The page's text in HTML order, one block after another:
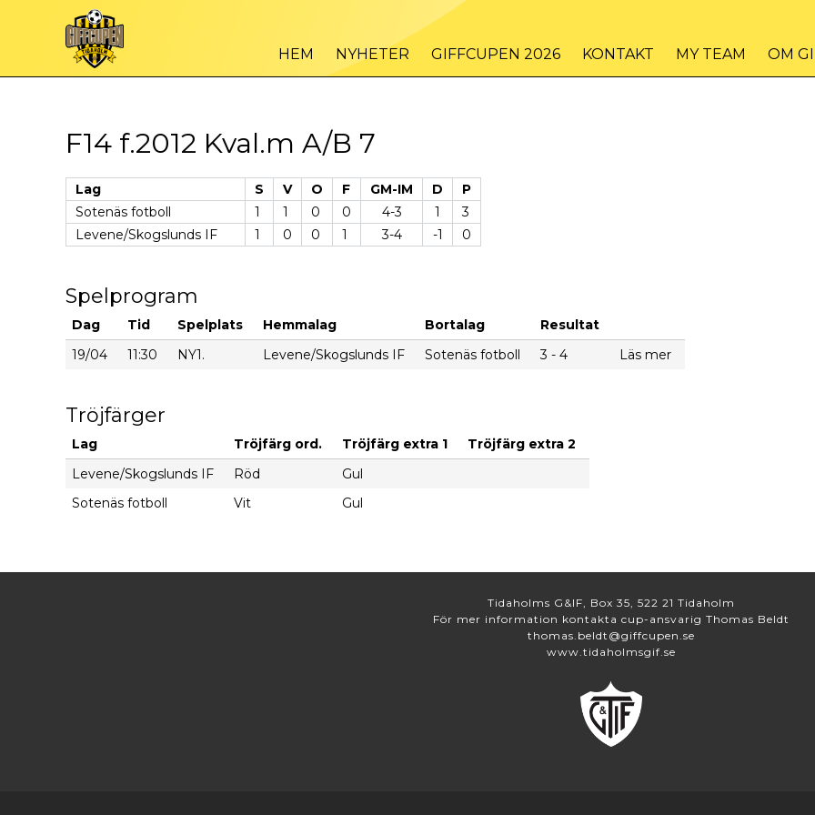
HEM NYHETER GIFFCUPEN 2026 KONTAKT MY TEAM OM
F14 f.2012 Kval.m A/B 7
Lag S V O F GM-IM D
P
Sotenäs fotboll
1 1 0 0 4-3 1
3
Levene/Skogslunds IF
1 0 0 1 3-4 -1 0
Spelprogram
Dag Tid Spelplats Hemmalag Bortalag
Resultat
19/04
11:30 NY1. Levene/Skogslunds IF Sotenäs fotboll 3 - 4 Läs mer
Tröjfärger
Lag Tröjfärg ord. Tröjfärg extra 1
Tröjfärg extra 2
Levene/Skogslunds IF
Röd
Gul
Sotenäs fotboll
Vit Gul
Tidaholms G&IF, Box 35, 522 21 Tidaholm
För mer information kontakta cup-ansvarig Thomas Beldt
thomas.beldt@giffcupen.se
www.tidaholmsgif.se